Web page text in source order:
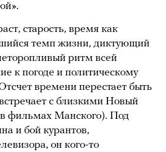
старость, время как
темп жизни, диктующий
ритм всей
к погоде и политическому
времени перестает быть
с близкими Новый
в фильмах Манского). Под
и бой курантов,
он кого-то